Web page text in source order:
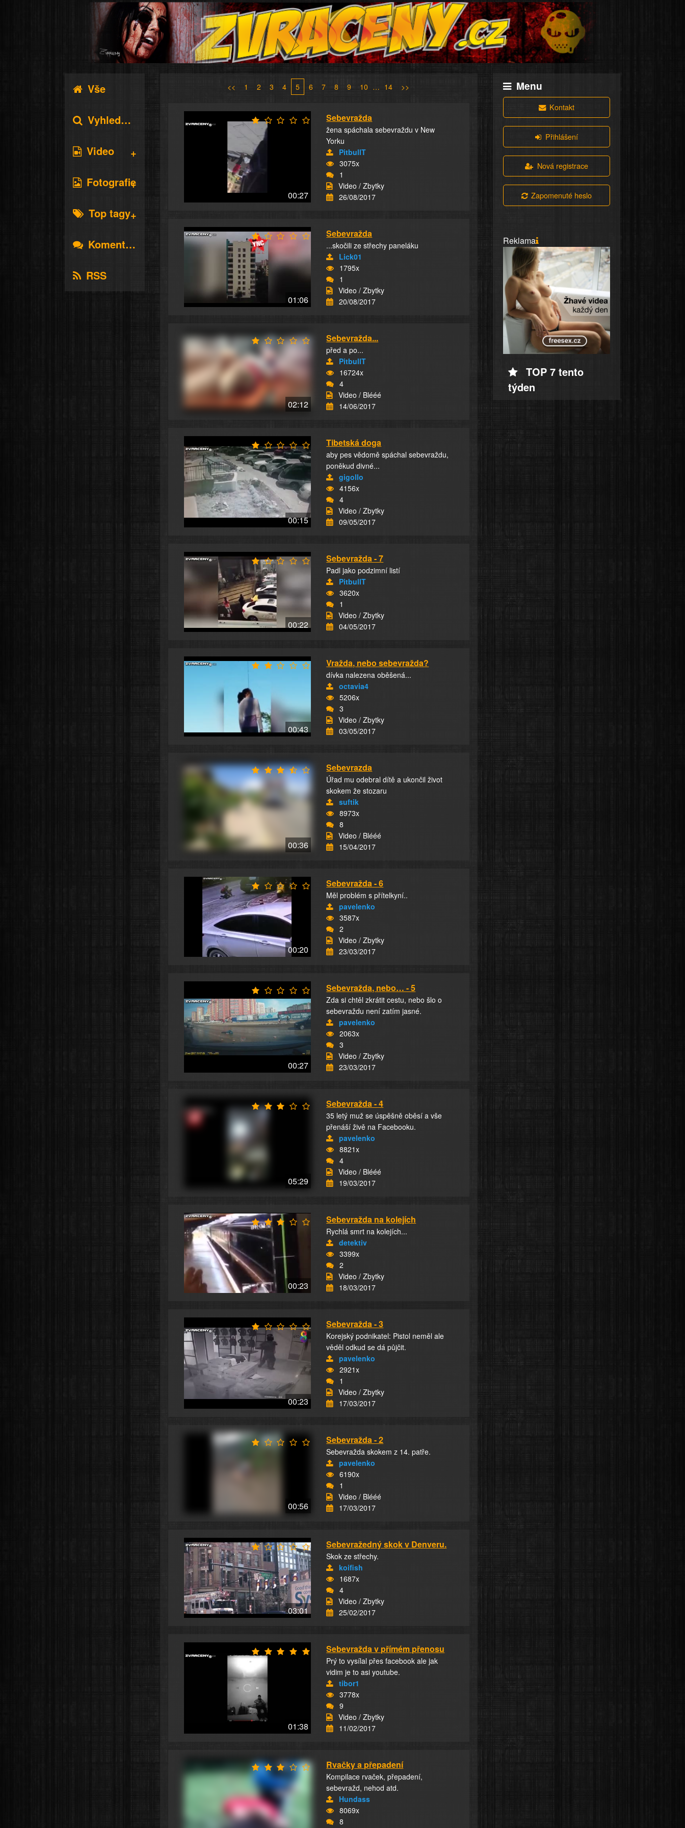
Vše
Vyhledávání
Video
Fotografie
Top tagy
Komentáře
RSS
<< 1 2 3 4 5 6 7 8 9 10 … 14 >>
00:27
Sebevražda
žena spáchala sebevraždu v New
Yorku
PitbullT
3075x
1
Video / Zbytky
26/08/2017
01:06
Sebevražda
...skočili ze střechy paneláku
Lick01
1795x
1
Video / Zbytky
20/08/2017
02:12
Sebevražda...
před a po...
PitbullT
16724x
4
Video / Blééé
14/06/2017
00:15
Tibetská doga
aby pes vědomě spáchal sebevraždu,
poněkud divné...
gigollo
4156x
4
Video / Zbytky
09/05/2017
00:22
Sebevražda - 7
Padl jako podzimní listí
PitbullT
3620x
1
Video / Zbytky
04/05/2017
00:43
Vražda, nebo sebevražda?
dívka nalezena oběšená...
octavia4
5206x
3
Video / Zbytky
03/05/2017
00:36
Sebevrazda
Úřad mu odebral dítě a ukončil život
skokem že stozaru
suftik
8973x
8
Video / Blééé
15/04/2017
00:20
Sebevražda - 6
Měl problém s přítelkyní..
pavelenko
3587x
2
Video / Zbytky
23/03/2017
00:27
Sebevražda, nebo… - 5
Zda si chtěl zkrátit cestu, nebo šlo o
sebevraždu není zatím jasné.
pavelenko
2063x
3
Video / Zbytky
23/03/2017
05:29
Sebevražda - 4
35 letý muž se úspěšně oběsí a vše
přenáší živě na Facebooku.
pavelenko
8821x
4
Video / Blééé
19/03/2017
00:23
Sebevražda na kolejích
Rychlá smrt na kolejích...
detektiv
3399x
2
Video / Zbytky
18/03/2017
00:23
Sebevražda - 3
Korejský podnikatel: Pistol neměl ale
věděl odkud se dá půjčit.
pavelenko
2921x
1
Video / Zbytky
17/03/2017
00:56
Sebevražda - 2
Sebevražda skokem z 14. patře.
pavelenko
6190x
1
Video / Blééé
17/03/2017
03:01
Sebevražedný skok v Denveru.
Skok ze střechy.
koifish
1687x
4
Video / Zbytky
25/02/2017
01:38
Sebevražda v přímém přenosu
Prý to vysílal přes facebook ale jak
vidim je to asi youtube.
tibor1
3778x
9
Video / Zbytky
11/02/2017
Rvačky a přepadení
Kompilace rvaček, přepadení,
sebevražd, nehod atd.
Hundass
8069x
8
Menu
Kontakt
Přihlášení
Nová registrace
Zapomenuté heslo
Reklama
TOP 7 tento
týden